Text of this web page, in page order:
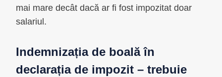
mai mare decât dacă ar fi fost impozitat doar
salariul.
Indemnizația de boală în
declarația de impozit – trebuie